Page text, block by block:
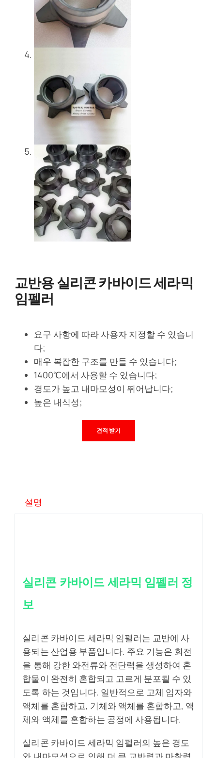
교반용 실리콘 카바이드 세라믹
임펠러
요구 사항에 따라 사용자 지정할 수 있습니
다;
매우 복잡한 구조를 만들 수 있습니다;
1400℃에서 사용할 수 있습니다;
경도가 높고 내마모성이 뛰어납니다;
높은 내식성;
견적 받기
설명
실리콘 카바이드 세라믹 임펠러 정
보
실리콘 카바이드 세라믹 임펠러는 교반에 사
용되는 산업용 부품입니다. 주요 기능은 회전
을 통해 강한 와전류와 전단력을 생성하여 혼
합물이 완전히 혼합되고 고르게 분포될 수 있
도록 하는 것입니다. 일반적으로 고체 입자와
액체를 혼합하고, 기체와 액체를 혼합하고, 액
체와 액체를 혼합하는 공정에 사용됩니다.
실리콘 카바이드 세라믹 임펠러의 높은 경도